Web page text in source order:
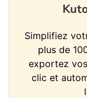
Simplifiez
plus de
exportez
clic et